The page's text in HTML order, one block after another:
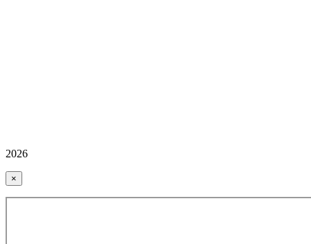
2026
×